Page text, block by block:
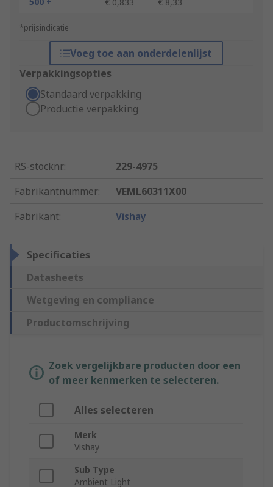
€ 0,833 € 8,33
*prijsindicatie
Voeg toe aan onderdelenlijst
Verpakkingsopties
Standaard verpakking
Productie verpakking
RS-stocknr.:
229-4975
Fabrikantnummer:
VEML60311X00
Fabrikant: Vishay
Specificaties
Datasheets
Wetgeving en compliance
Productomschrijving
Zoek vergelijkbare producten door een
of meer kenmerken te selecteren.
Alles selecteren
Merk
Vishay
Sub Type
Ambient Light